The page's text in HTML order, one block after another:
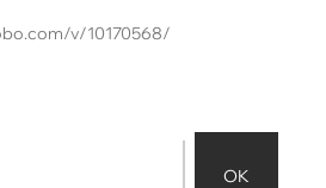
v/10170568/
OK